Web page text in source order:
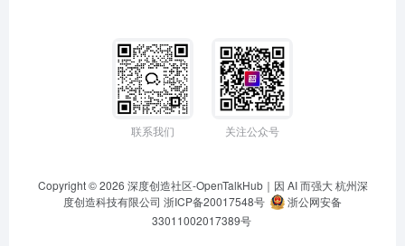
联系我们 关注公众号
Copyright © 2026 深度创造社区-OpenTalkHub｜因 AI 而强大 杭州深
度创造科技有限公司 浙ICP备20017548号
浙公网安备
33011002017389号